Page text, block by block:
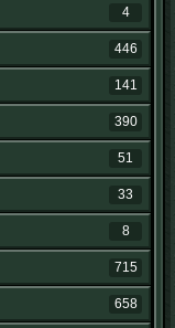
4
446
141
390
51
33
8
715
658